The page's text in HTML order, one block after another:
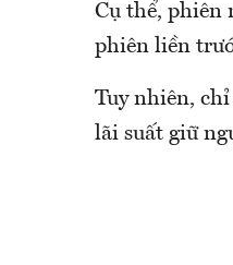
Cụ thể, phiên
phiên liền
Tuy nhiên,
lãi suất giữ